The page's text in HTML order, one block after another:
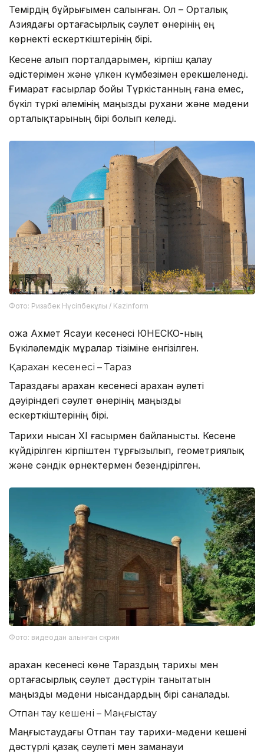
Темірдің бұйрығымен салынған. Ол – Орталық
Азиядағы ортағасырлық сәулет өнерінің ең
көрнекті ескерткіштерінің бірі.
Кесене алып порталдарымен, кірпіш қалау
әдістерімен және үлкен күмбезімен ерекшеленеді.
Ғимарат ғасырлар бойы Түркістанның ғана емес,
бүкіл түркі әлемінің маңызды рухани және мәдени
орталықтарының бірі болып келеді.
Фото: Ризабек Нүсіпбекұлы / Kazinform
Қожа Ахмет Ясауи кесенесі ЮНЕСКО-ның
Бүкіләлемдік мұралар тізіміне енгізілген.
Қарахан кесенесі – Тараз
Тараздағы Қарахан кесенесі Қарахан әулеті
дәуіріндегі сәулет өнерінің маңызды
ескерткіштерінің бірі.
Тарихи нысан XI ғасырмен байланысты. Кесене
күйдірілген кірпіштен тұрғызылып, геометриялық
және сәндік өрнектермен безендірілген.
Фото: видеодан алынған скрин
Қарахан кесенесі көне Тараздың тарихы мен
ортағасырлық сәулет дәстүрін танытатын
маңызды мәдени нысандардың бірі саналады.
Отпан тау кешені – Маңғыстау
Маңғыстаудағы Отпан тау тарихи-мәдени кешені
дәстүрлі қазақ сәулеті мен заманауи